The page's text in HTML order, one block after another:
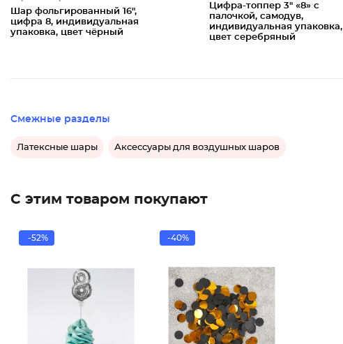
Шар фольгированный 16",
цифра 8, индивидуальная
упаковка, цвет чёрный
Цифра-топпер 3" «8» с
палочкой, самодув,
индивидуальная упаковка,
цвет серебряный
Смежные разделы
Латексные шары Аксессуары для воздушных шаров
С этим товаром покупают
-52% -40%